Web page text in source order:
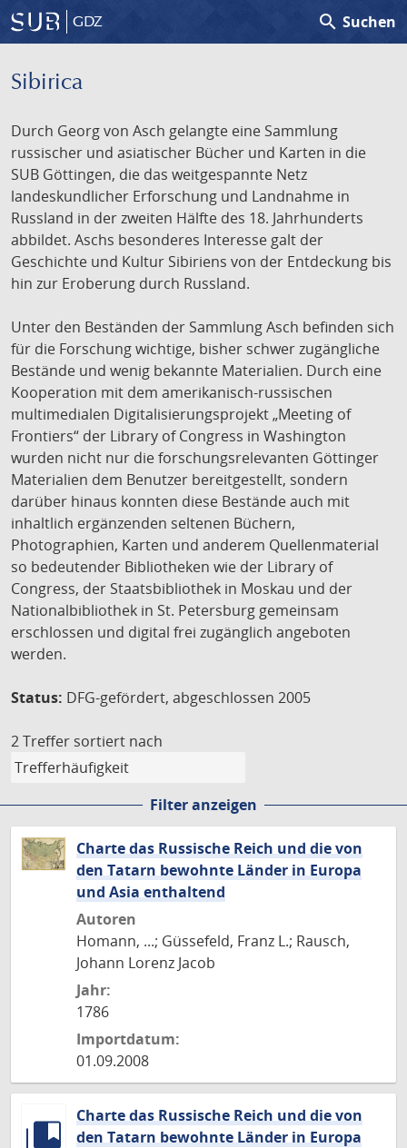
GDZ search Suchen
Sibirica
Durch Georg von Asch gelangte eine Sammlung
russischer und asiatischer Bücher und Karten in die
SUB Göttingen, die das weitgespannte Netz
landeskundlicher Erforschung und Landnahme in
Russland in der zweiten Hälfte des 18. Jahrhunderts
abbildet. Aschs besonderes Interesse galt der
Geschichte und Kultur Sibiriens von der Entdeckung bis
hin zur Eroberung durch Russland.
Unter den Beständen der Sammlung Asch befinden sich
für die Forschung wichtige, bisher schwer zugängliche
Bestände und wenig bekannte Materialien. Durch eine
Kooperation mit dem amerikanisch-russischen
multimedialen Digitalisierungsprojekt „Meeting of
Frontiers“ der Library of Congress in Washington
wurden nicht nur die forschungsrelevanten Göttinger
Materialien dem Benutzer bereitgestellt, sondern
darüber hinaus konnten diese Bestände auch mit
inhaltlich ergänzenden seltenen Büchern,
Photographien, Karten und anderem Quellenmaterial
so bedeutender Bibliotheken wie der Library of
Congress, der Staatsbibliothek in Moskau und der
Nationalbibliothek in St. Petersburg gemeinsam
erschlossen und digital frei zugänglich angeboten
werden.
Status: DFG-gefördert, abgeschlossen 2005
2 Treffer sortiert nach
Filter anzeigen
Charte das Russische Reich und die von
den Tatarn bewohnte Länder in Europa
und Asia enthaltend
Autoren
Homann, ...; Güssefeld, Franz L.; Rausch,
Johann Lorenz Jacob
Jahr:
1786
Importdatum:
01.09.2008
Charte das Russische Reich und die von
den Tatarn bewohnte Länder in Europa